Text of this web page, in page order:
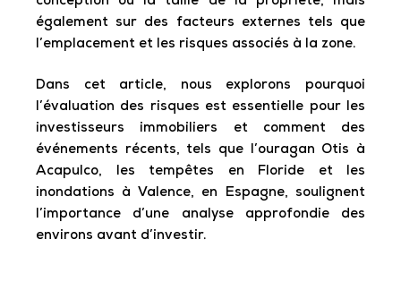
également sur des facteurs externes tels que
l’emplacement et les risques associés à la zone.
Dans cet article, nous explorons pourquoi
l’évaluation des risques est essentielle pour les
investisseurs immobiliers et comment des
événements récents, tels que l’ouragan Otis à
Acapulco, les tempêtes en Floride et les
inondations à Valence, en Espagne, soulignent
l’importance d’une analyse approfondie des
environs avant d’investir.